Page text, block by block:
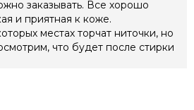
заказывать. Все хорошо
и приятная к коже.
местах торчат ниточки, но
что будет после стирки